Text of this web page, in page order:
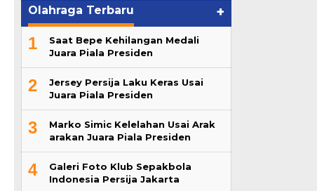
Olahraga Terbaru +
1
Saat Bepe Kehilangan Medali
Juara Piala Presiden
2
Jersey Persija Laku Keras Usai
Juara Piala Presiden
3
Marko Simic Kelelahan Usai Arak
arakan Juara Piala Presiden
4
Galeri Foto Klub Sepakbola
Indonesia Persija Jakarta